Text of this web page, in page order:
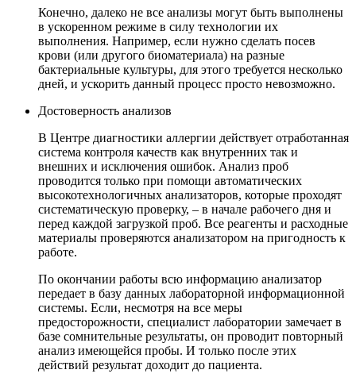
Конечно, далеко не все анализы могут быть выполнены
в ускоренном режиме в силу технологии их
выполнения. Например, если нужно сделать посев
крови (или другого биоматериала) на разные
бактериальные культуры, для этого требуется несколько
дней, и ускорить данный процесс просто невозможно.
Достоверность анализов
В Центре диагностики аллергии действует отработанная
система контроля качеств как внутренних так и
внешних и исключения ошибок. Анализ проб
проводится только при помощи автоматических
высокотехнологичных анализаторов, которые проходят
систематическую проверку, – в начале рабочего дня и
перед каждой загрузкой проб. Все реагенты и расходные
материалы проверяются анализатором на пригодность к
работе.
По окончании работы всю информацию анализатор
передает в базу данных лабораторной информационной
системы. Если, несмотря на все меры
предосторожности, специалист лаборатории замечает в
базе сомнительные результаты, он проводит повторный
анализ имеющейся пробы. И только после этих
действий результат доходит до пациента.